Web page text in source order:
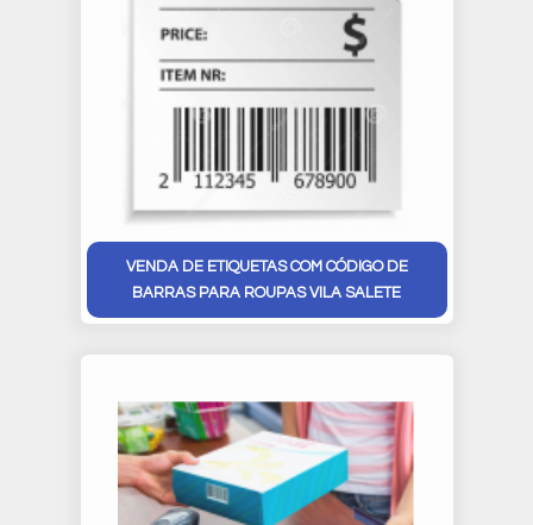
VENDA DE ETIQUETAS COM CÓDIGO DE
BARRAS PARA ROUPAS VILA SALETE